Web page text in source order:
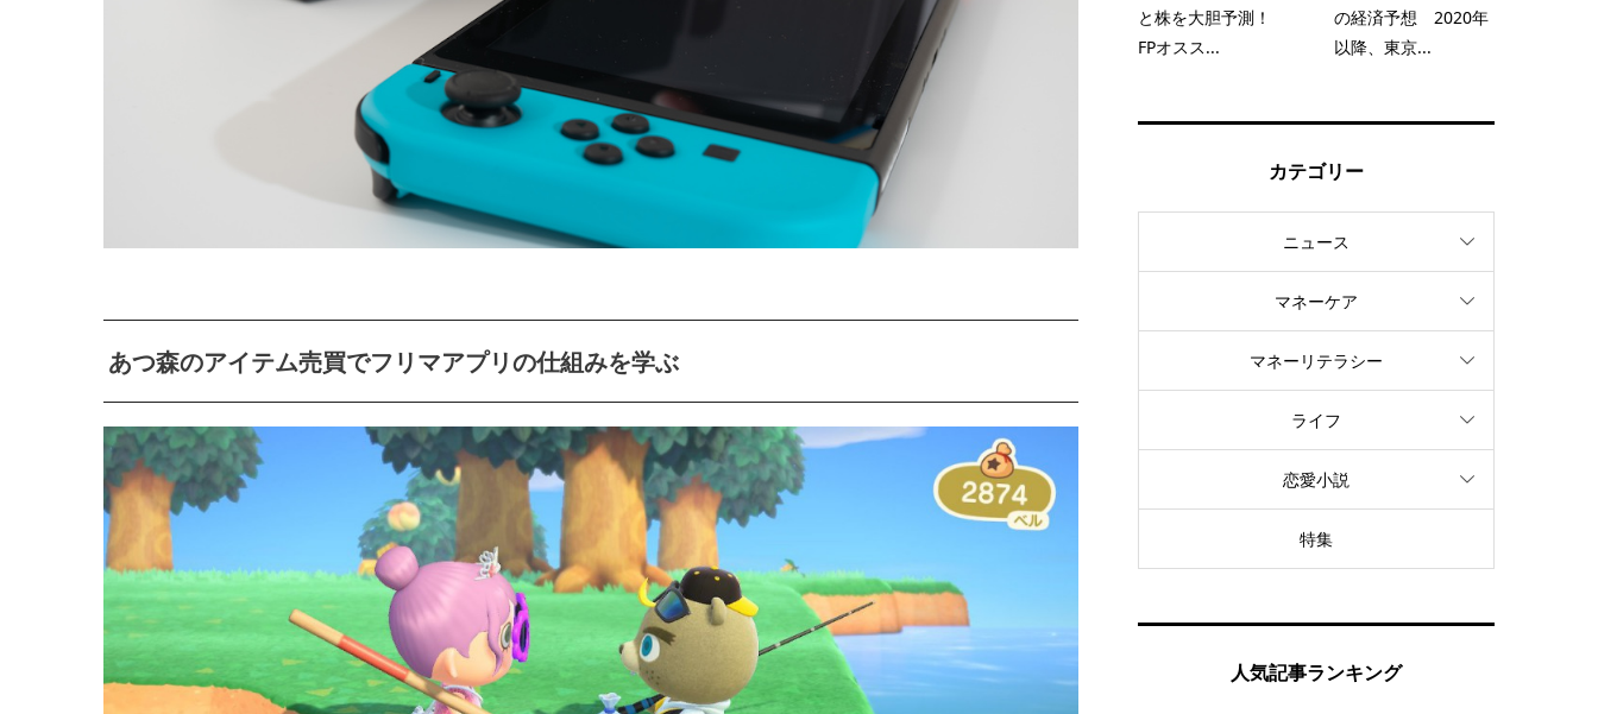
あつ森のアイテム売買でフリマアプリの仕組みを学ぶ
と株を大胆予測！
FPオスス...
の経済予想 2020年
以降、東京...
カテゴリー
ニュース
マネーケア
マネーリテラシー
ライフ
恋愛小説
特集
人気記事ランキング